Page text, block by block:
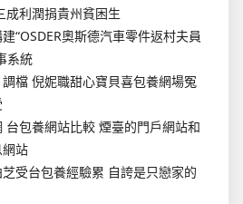
成利潤捐貴州貧困生
“OSDER奧斯德汽車零件返村夫員
系統
調檔 倪妮職甜心寶貝喜包養網場冤
台包養網站比較 煙臺的門戶網站和
站
受台包養經驗累 自誇是只戀家的